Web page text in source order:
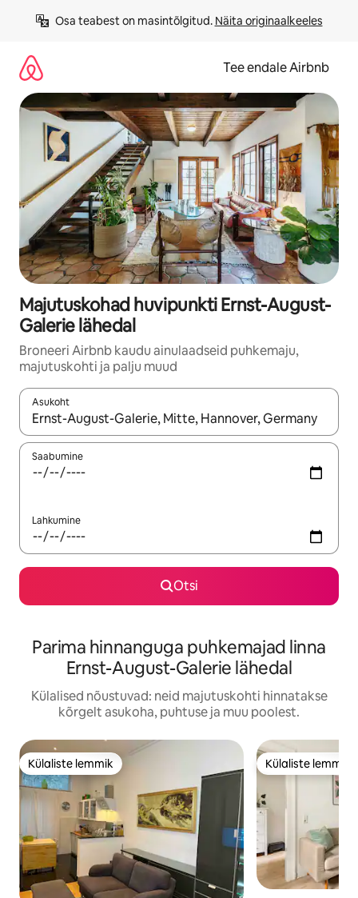
Osa teabest on masintõlgitud. Näita originaalkeeles
Tee endale Airbnb
Majutuskohad huvipunkti Ernst-August-
Galerie lähedal
Broneeri Airbnb kaudu ainulaadseid puhkemaju,
majutuskohti ja palju muud
Asukoht
Kui tulemused on kuvatud, liigu ekraanil nooleklahvidega või
Saabumine
Lahkumine
Otsi
Parima hinnanguga puhkemajad linna
Ernst-August-Galerie lähedal
Külalised nõustuvad: neid majutuskohti hinnatakse
kõrgelt asukoha, puhtuse ja muu poolest.
Külaliste lemmik
Külaliste lemmik Külaliste lemmik
Külaliste lemmik